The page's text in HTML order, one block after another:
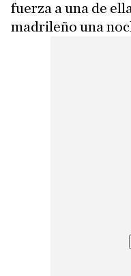
fuerza a una de
madrileño una